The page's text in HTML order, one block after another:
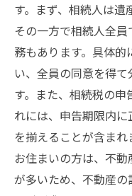
相続放棄と
相続放棄の
相続放棄の
家庭裁判所
相続放棄後
相続放棄を
遺言書の作成と
遺言書の種
す。まず、相続人は遺
その一方で相続人全
務もあります。具体
い、全員の同意を得
す。また、相続税の申
れには、申告期限内
を揃えることが含ま
お住まいの方は、不
が多いため、不動産